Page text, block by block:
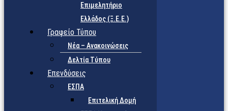
Επιμελητήριο
Ελλάδος (Ξ.Ε.Ε.)
Γραφείο Τύπου
Νέα – Ανακοινώσεις
Δελτία Τύπου
Επενδύσεις
ΕΣΠΑ
Επιτελική Δομή